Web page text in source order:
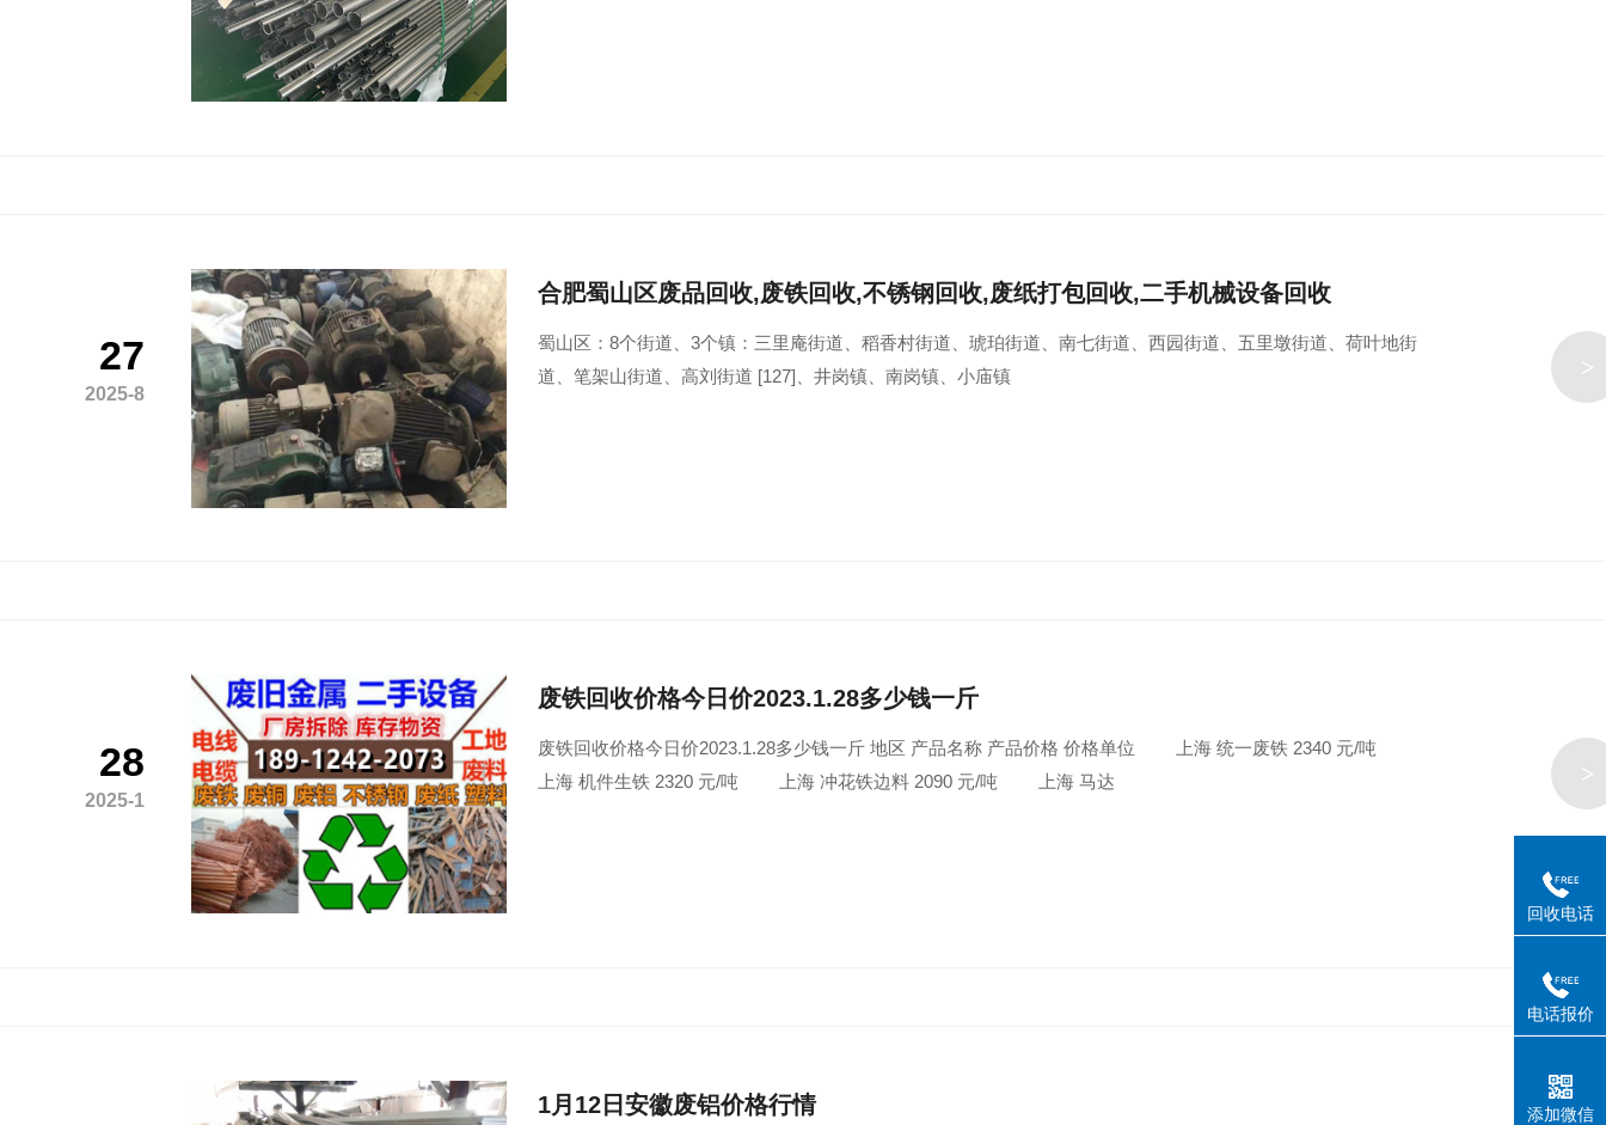
27
2025-8
合肥蜀山区废品回收,废铁回收,不锈钢回收,废纸打包回收,二手机械设备回收
蜀山区：8个街道、3个镇：三里庵街道、稻香村街道、琥珀街道、南七街道、西园街道、五里墩街道、荷叶地街
道、笔架山街道、高刘街道 [127]、井岗镇、南岗镇、小庙镇
>
28
2025-1
废铁回收价格今日价2023.1.28多少钱一斤
废铁回收价格今日价2023.1.28多少钱一斤 地区 产品名称 产品价格 价格单位 上海 统一废铁 2340 元/吨
上海 机件生铁 2320 元/吨 上海 冲花铁边料 2090 元/吨 上海 马达
>
1月12日安徽废铝价格行情
回收电话
电话报价
添加微信